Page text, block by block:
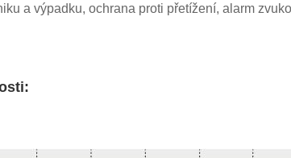
a výpadku, ochrana proti přetížení, alarm